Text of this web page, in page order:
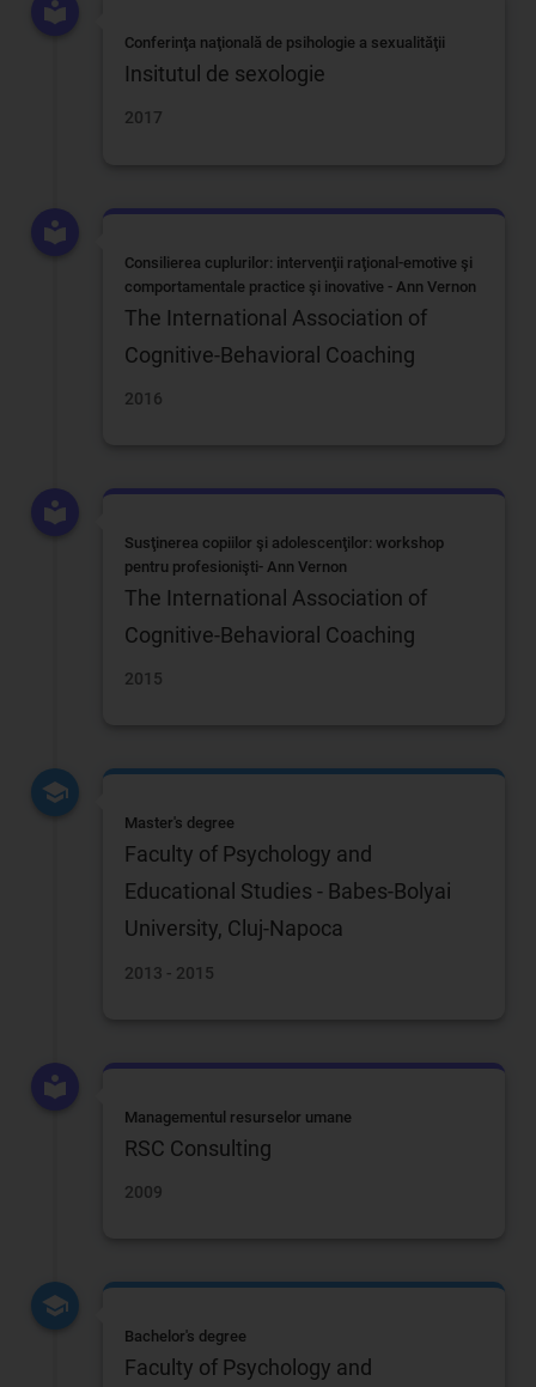
Conferinţa naţională de psihologie a sexualităţii
Insitutul de sexologie
2017
Consilierea cuplurilor: intervenţii raţional-emotive şi
comportamentale practice şi inovative - Ann Vernon
The International Association of
Cognitive-Behavioral Coaching
2016
Susţinerea copiilor şi adolescenţilor: workshop
pentru profesionişti- Ann Vernon
The International Association of
Cognitive-Behavioral Coaching
2015
Master's degree
Faculty of Psychology and
Educational Studies - Babes-Bolyai
University, Cluj-Napoca
2013 - 2015
Managementul resurselor umane
RSC Consulting
2009
Bachelor's degree
Faculty of Psychology and